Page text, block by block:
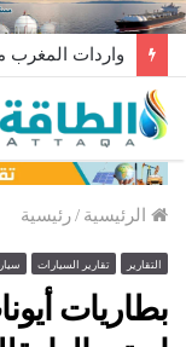
واردات المغرب من الغاز
الرئيسية /رئيسية
التقارير تقارير السيارات
بطاريات